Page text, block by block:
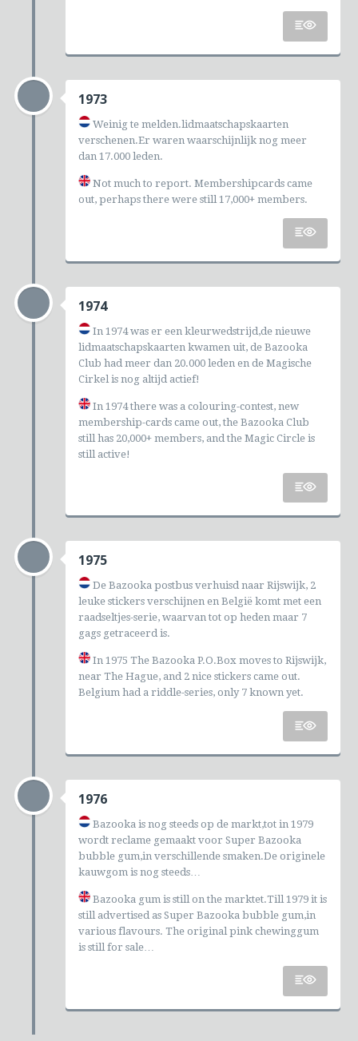
1973
Weinig te melden.lidmaatschapskaarten
verschenen.Er waren waarschijnlijk nog meer
dan 17.000 leden.
Not much to report. Membershipcards came
out, perhaps there were still 17,000+ members.
1974
In 1974 was er een kleurwedstrijd,de nieuwe
lidmaatschapskaarten kwamen uit, de Bazooka
Club had meer dan 20.000 leden en de Magische
Cirkel is nog altijd actief!
In 1974 there was a colouring-contest, new
membership-cards came out, the Bazooka Club
still has 20,000+ members, and the Magic Circle is
still active!
1975
De Bazooka postbus verhuisd naar Rijswijk, 2
leuke stickers verschijnen en België komt met een
raadseltjes-serie, waarvan tot op heden maar 7
gags getraceerd is.
In 1975 The Bazooka P.O.Box moves to Rijswijk,
near The Hague, and 2 nice stickers came out.
Belgium had a riddle-series, only 7 known yet.
1976
Bazooka is nog steeds op de markt,tot in 1979
wordt reclame gemaakt voor Super Bazooka
bubble gum,in verschillende smaken.De originele
kauwgom is nog steeds…
Bazooka gum is still on the marktet.Till 1979 it is
still advertised as Super Bazooka bubble gum,in
various flavours. The original pink chewinggum
is still for sale…